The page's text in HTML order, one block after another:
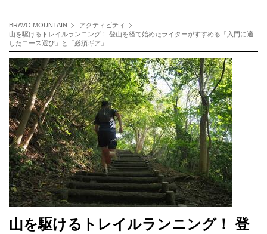
BRAVO MOUNTAIN
アクティビティ
山を駆けるトレイルランニング！ 登山を経て始めたライターがすすめる「入門に適
したコース選び」と「必須ギア」
山を駆けるトレイルランニング！ 登